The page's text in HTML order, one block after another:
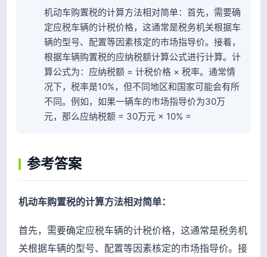
机动车购置税的计算方法相对简单：首先，需要确
定应税车辆的计税价格，这通常是税务机关根据车
辆的型号、配置等因素核定的市场指导价。接着，
根据车辆购置税的应纳税额计算公式进行计算。计
算公式为：应纳税额 = 计税价格 × 税率。通常情
况下，税率是10%，但不同地区和国家可能会有所
不同。例如，如果一辆车的市场指导价为30万
元，那么应纳税额 = 30万元 × 10% =
参考答案
机动车购置税的计算方法相对简单：
首先，需要确定应税车辆的计税价格，这通常是税务机
关根据车辆的型号、配置等因素核定的市场指导价。接